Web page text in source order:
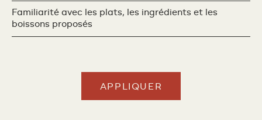
Familiarité avec les plats, les ingrédients et les
boissons proposés
APPLIQUER